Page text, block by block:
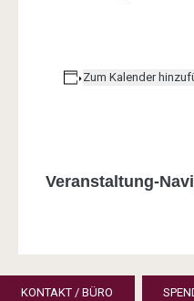
Zum Kalender
Veranstaltung-
KONTAKT / BÜRO